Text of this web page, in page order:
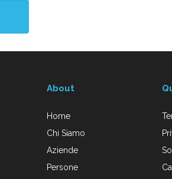
About
Home
Chi Siamo
Aziende
Persone